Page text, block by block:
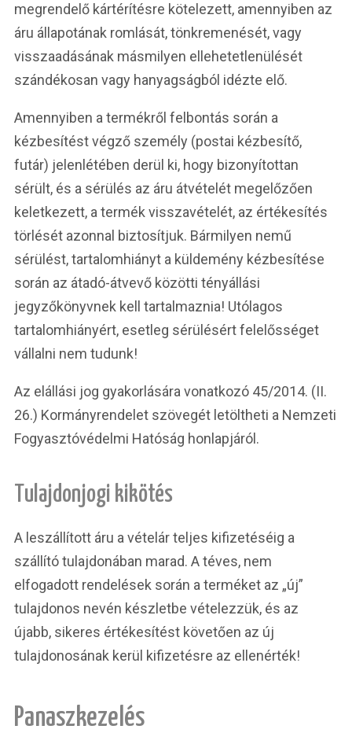
megrendelő kártérítésre kötelezett, amennyiben az
áru állapotának romlását, tönkremenését, vagy
visszaadásának másmilyen ellehetetlenülését
szándékosan vagy hanyagságból idézte elő.
Amennyiben a termékről felbontás során a
kézbesítést végző személy (postai kézbesítő,
futár) jelenlétében derül ki, hogy bizonyítottan
sérült, és a sérülés az áru átvételét megelőzően
keletkezett, a termék visszavételét, az értékesítés
törlését azonnal biztosítjuk. Bármilyen nemű
sérülést, tartalomhiányt a küldemény kézbesítése
során az átadó-átvevő közötti tényállási
jegyzőkönyvnek kell tartalmaznia! Utólagos
tartalomhiányért, esetleg sérülésért felelősséget
vállalni nem tudunk!
Az elállási jog gyakorlására vonatkozó 45/2014. (II.
26.) Kormányrendelet szövegét letöltheti a Nemzeti
Fogyasztóvédelmi Hatóság honlapjáról.
Tulajdonjogi kikötés
A leszállított áru a vételár teljes kifizetéséig a
szállító tulajdonában marad. A téves, nem
elfogadott rendelések során a terméket az „új”
tulajdonos nevén készletbe vételezzük, és az
újabb, sikeres értékesítést követően az új
tulajdonosának kerül kifizetésre az ellenérték!
Panaszkezelés